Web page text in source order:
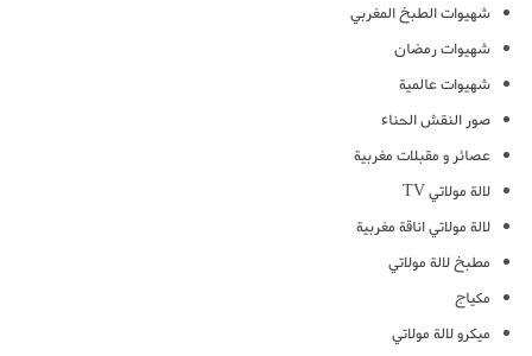
شهيوات الطبخ المغربي
شهيوات رمضان
شهيوات عالمية
صور النقش الحناء
عصائر و مقبلات مغربية
لالة مولاتي TV
لالة مولاتي اناقة مغربية
مطبخ لالة مولاتي
مكياج
ميكرو لالة مولاتي